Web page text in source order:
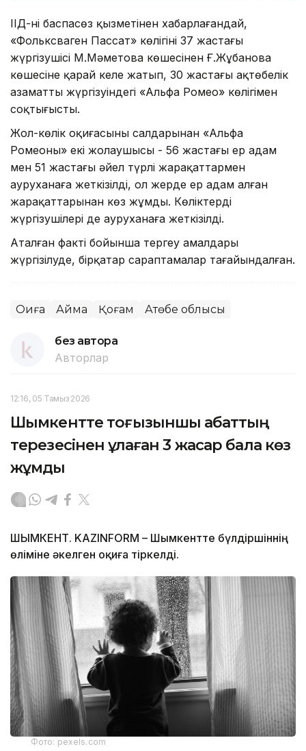
ІІД-нің баспасөз қызметінен хабарлағандай,
«Фольксваген Пассат» көлігінің 37 жастағы
жүргізушісі М.Мәметова көшесінен Ғ.Жұбанова
көшесіне қарай келе жатып, 30 жастағы ақтөбелік
азаматтың жүргізуіндегі «Альфа Ромео» көлігімен
соқтығысты.
Жол-көлік оқиғасының салдарынан «Альфа
Ромеоның» екі жолаушысы - 56 жастағы ер адам
мен 51 жастағы әйел түрлі жарақаттармен
ауруханаға жеткізілді, ол жерде ер адам алған
жарақаттарынан көз жұмды. Көліктердің
жүргізушілері де ауруханаға жеткізілді.
Аталған факті бойынша тергеу амалдары
жүргізілуде, бірқатар сараптамалар тағайындалған.
Оқиға Аймақ Қоғам Ақтөбе облысы
без автора
Авторлар
12:16, 05 Тамыз 2026
Шымкентте тоғызыншы қабаттың
терезесінен құлаған 3 жасар бала көз
жұмды
ШЫМКЕНТ. KAZINFORM – Шымкентте бүлдіршіннің
өліміне әкелген оқиға тіркелді.
Фото: pexels.com